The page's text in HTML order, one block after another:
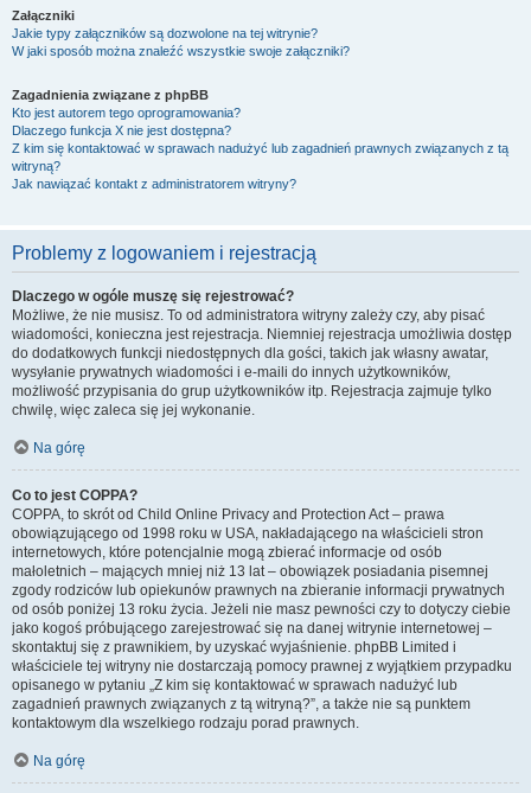
Załączniki
Jakie typy załączników są dozwolone na tej witrynie?
W jaki sposób można znaleźć wszystkie swoje załączniki?
Zagadnienia związane z phpBB
Kto jest autorem tego oprogramowania?
Dlaczego funkcja X nie jest dostępna?
Z kim się kontaktować w sprawach nadużyć lub zagadnień prawnych związanych z tą
witryną?
Jak nawiązać kontakt z administratorem witryny?
Problemy z logowaniem i rejestracją
Dlaczego w ogóle muszę się rejestrować?
Możliwe, że nie musisz. To od administratora witryny zależy czy, aby pisać
wiadomości, konieczna jest rejestracja. Niemniej rejestracja umożliwia dostęp
do dodatkowych funkcji niedostępnych dla gości, takich jak własny awatar,
wysyłanie prywatnych wiadomości i e-maili do innych użytkowników,
możliwość przypisania do grup użytkowników itp. Rejestracja zajmuje tylko
chwilę, więc zaleca się jej wykonanie.
Na górę
Co to jest COPPA?
COPPA, to skrót od Child Online Privacy and Protection Act – prawa
obowiązującego od 1998 roku w USA, nakładającego na właścicieli stron
internetowych, które potencjalnie mogą zbierać informacje od osób
małoletnich – mających mniej niż 13 lat – obowiązek posiadania pisemnej
zgody rodziców lub opiekunów prawnych na zbieranie informacji prywatnych
od osób poniżej 13 roku życia. Jeżeli nie masz pewności czy to dotyczy ciebie
jako kogoś próbującego zarejestrować się na danej witrynie internetowej –
skontaktuj się z prawnikiem, by uzyskać wyjaśnienie. phpBB Limited i
właściciele tej witryny nie dostarczają pomocy prawnej z wyjątkiem przypadku
opisanego w pytaniu „Z kim się kontaktować w sprawach nadużyć lub
zagadnień prawnych związanych z tą witryną?”, a także nie są punktem
kontaktowym dla wszelkiego rodzaju porad prawnych.
Na górę